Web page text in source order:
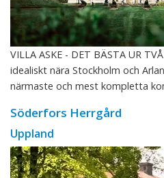
VILLA ASKE - DET BÄSTA UR
idealiskt nära Stockholm och
närmaste och mest kompletta
Söderfors Herrgård
Uppland